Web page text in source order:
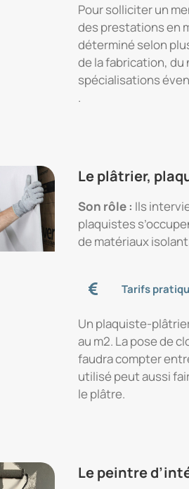
Pour solliciter un
des prestations en
déterminé selon
de la fabrication, du
spécialisations
.
Le plâtrier,
Son rôle : Ils
plaquistes
de matériaux
Tarifs
Un plaquiste-
au m2. La pose de
faudra compter
utilisé peut aussi
le plâtre.
Le peintre